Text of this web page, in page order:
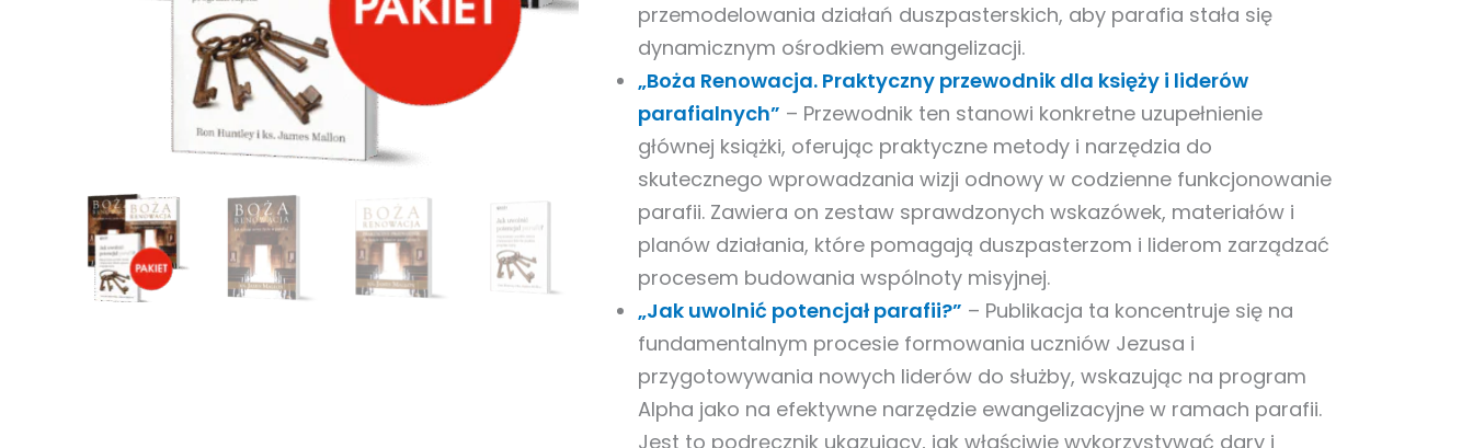
przemodelowania działań duszpasterskich, aby parafia stała się
dynamicznym ośrodkiem ewangelizacji.
„Boża Renowacja. Praktyczny przewodnik dla księży i liderów
parafialnych” – Przewodnik ten stanowi konkretne uzupełnienie
głównej książki, oferując praktyczne metody i narzędzia do
skutecznego wprowadzania wizji odnowy w codzienne funkcjonowanie
parafii. Zawiera on zestaw sprawdzonych wskazówek, materiałów i
planów działania, które pomagają duszpasterzom i liderom zarządzać
procesem budowania wspólnoty misyjnej.
„Jak uwolnić potencjał parafii?” – Publikacja ta koncentruje się na
fundamentalnym procesie formowania uczniów Jezusa i
przygotowywania nowych liderów do służby, wskazując na program
Alpha jako na efektywne narzędzie ewangelizacyjne w ramach parafii.
Jest to podręcznik ukazujący, jak właściwie wykorzystywać dary i